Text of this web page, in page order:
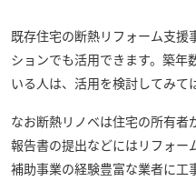
既存住宅の断熱リフォーム支援
ションでも活用できます。築年
いる人は、活用を検討してみて
なお断熱リノベは住宅の所有
報告書の提出などにはリフォー
補助事業の経験豊富な業者に工